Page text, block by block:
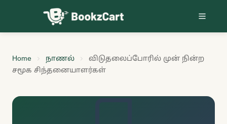
Skip to content
Home நாணல்
விடுதலைப்போரில் முன் நின்ற
சமூக சிந்தனையாளர்கள்